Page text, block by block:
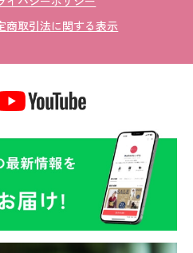
商取引法に関する表示